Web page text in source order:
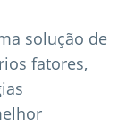
solução de
fatores,